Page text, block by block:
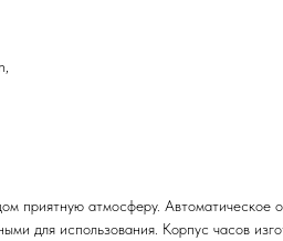
приятную атмосферу. Автоматическое
для использования. Корпус часов